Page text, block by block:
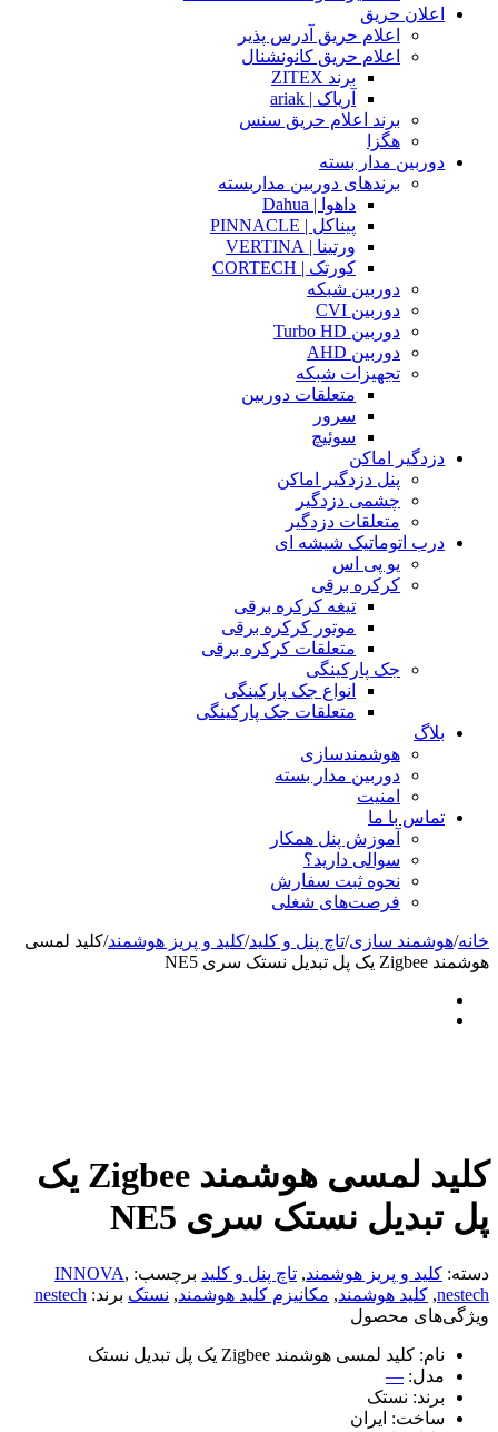
اعلان حریق
اعلام حریق آدرس پذیر
اعلام حریق کانونشنال
برند ZITEX
آریاک | ariak
برند اعلام حریق سنس
هگزا
دوربین مدار بسته
برندهای دوربین مداربسته
داهوا | Dahua
پیناکل | PINNACLE
ورتینا | VERTINA
کورتک | CORTECH
دوربین شبکه
دوربین CVI
دوربین Turbo HD
دوربین AHD
تجهیزات شبکه
متعلقات دوربین
سرور
سوئیچ
دزدگیر اماکن
پنل دزدگیر اماکن
چشمی دزدگیر
متعلقات دزدگیر
درب اتوماتیک شیشه ای
یو پی اس
کرکره برقی
تیغه کرکره برقی
موتور کرکره برقی
متعلقات کرکره برقی
جک پارکینگی
انواع جک پارکینگی
متعلقات جک پارکینگی
بلاگ
هوشمندسازی
دوربین مدار بسته
امنیت
تماس با ما
آموزش پنل همکار
سوالی دارید؟
نحوه ثبت سفارش
فرصت‌های شغلی
خانه/هوشمند سازی/تاچ پنل و کلید/کلید و پریز هوشمند/کلید لمسی
هوشمند Zigbee یک پل تبدیل نستک سری NE5
کلید لمسی هوشمند Zigbee یک
پل تبدیل نستک سری NE5
دسته: کلید و پریز هوشمند, تاچ پنل و کلید برچسب: INNOVA,
nestech
, کلید هوشمند, مکانیزم‌‌ کلید هوشمند, نستک برند: nestech
ویژگی‌های محصول
نام: کلید لمسی هوشمند Zigbee یک پل تبدیل نستک
مدل: —
برند: نستک
ساخت: ایران